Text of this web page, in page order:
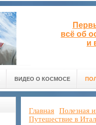
всё об
и
ВИДЕО О КОСМОСЕ
Главная
Полезная
Путешествие в